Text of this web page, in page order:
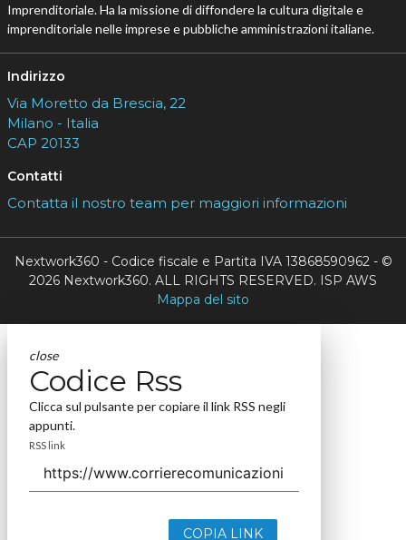
Imprenditoriale. Ha la missione di diffondere la cultura digitale e
imprenditoriale nelle imprese e pubbliche amministrazioni italiane.
Indirizzo
Via Moretto da Brescia, 22
Milano - Italia
CAP 20133
Contatti
Contatta il nostro team per maggiori informazioni
Nextwork360 - Codice fiscale e Partita IVA 13868590962 - ©
2026 Nextwork360. ALL RIGHTS RESERVED. ISP AWS
Mappa del sito
close
Codice Rss
Clicca sul pulsante per copiare il link RSS negli
appunti.
RSS link
COPIA LINK